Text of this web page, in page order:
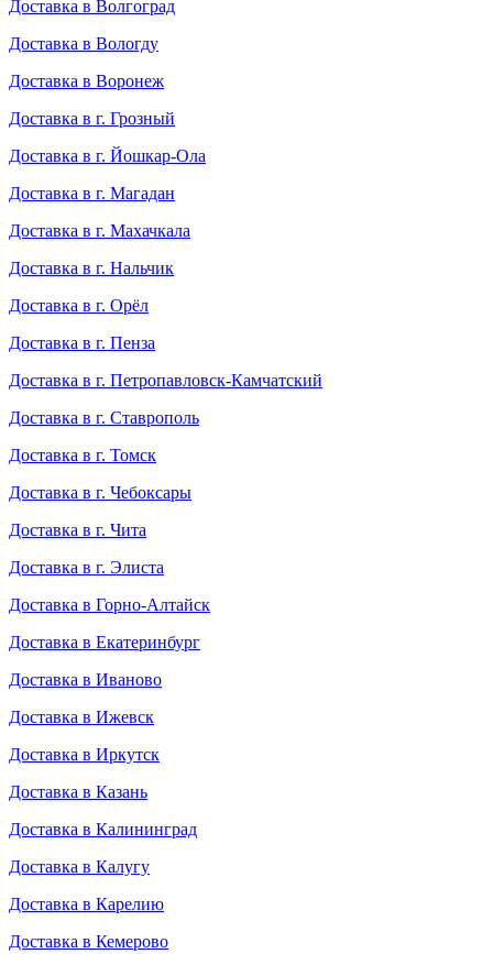
Доставка в Волгоград
Доставка в Вологду
Доставка в Воронеж
Доставка в г. Грозный
Доставка в г. Йошкар-Ола
Доставка в г. Магадан
Доставка в г. Махачкала
Доставка в г. Нальчик
Доставка в г. Орёл
Доставка в г. Пенза
Доставка в г. Петропавловск-Камчатский
Доставка в г. Ставрополь
Доставка в г. Томск
Доставка в г. Чебоксары
Доставка в г. Чита
Доставка в г. Элиста
Доставка в Горно-Алтайск
Доставка в Екатеринбург
Доставка в Иваново
Доставка в Ижевск
Доставка в Иркутск
Доставка в Казань
Доставка в Калининград
Доставка в Калугу
Доставка в Карелию
Доставка в Кемерово